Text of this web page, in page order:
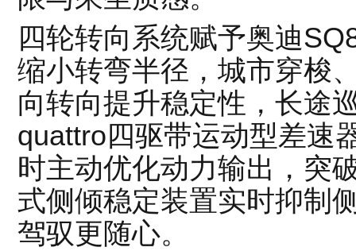
四轮转向系统赋予奥迪
缩小转弯半径，城市穿梭
向转向提升稳定性，长途
quattro四驱带运动型差速
时主动优化动力输出，突
式侧倾稳定装置实时抑制
驾驭更随心。